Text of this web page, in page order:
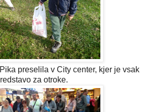
preselila v City center, kjer je vsak
za otroke.